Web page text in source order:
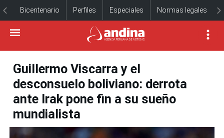
Bicentenario Perfiles Especiales Normas legales
Guillermo Viscarra y el
desconsuelo boliviano: derrota
ante Irak pone fin a su sueño
mundialista